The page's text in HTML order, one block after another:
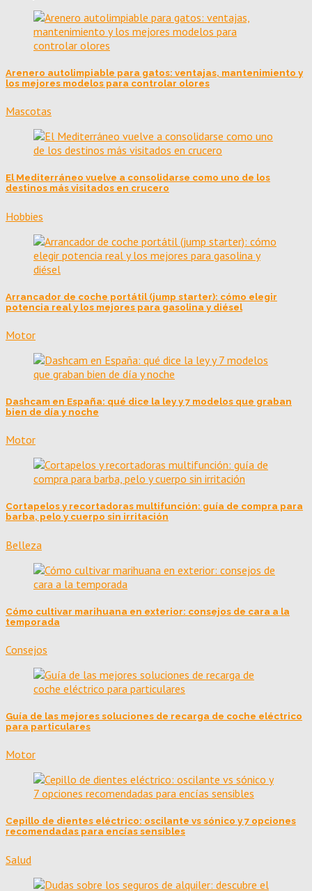
Arenero autolimpiable para gatos: ventajas, mantenimiento y
los mejores modelos para controlar olores
Mascotas
El Mediterráneo vuelve a consolidarse como uno de los
destinos más visitados en crucero
Hobbies
Arrancador de coche portátil (jump starter): cómo elegir
potencia real y los mejores para gasolina y diésel
Motor
Dashcam en España: qué dice la ley y 7 modelos que graban
bien de día y noche
Motor
Cortapelos y recortadoras multifunción: guía de compra para
barba, pelo y cuerpo sin irritación
Belleza
Cómo cultivar marihuana en exterior: consejos de cara a la
temporada
Consejos
Guía de las mejores soluciones de recarga de coche eléctrico
para particulares
Motor
Cepillo de dientes eléctrico: oscilante vs sónico y 7 opciones
recomendadas para encías sensibles
Salud